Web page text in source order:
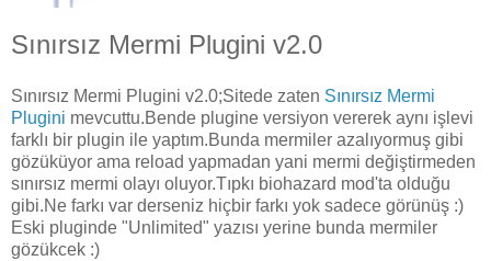
Sınırsız Mermi Plugini v2.0
Sınırsız Mermi Plugini v2.0;Sitede zaten Sınırsız Mermi
Plugini mevcuttu.Bende plugine versiyon vererek aynı işlevi
farklı bir plugin ile yaptım.Bunda mermiler azalıyormuş gibi
gözüküyor ama reload yapmadan yani mermi değiştirmeden
sınırsız mermi olayı oluyor.Tıpkı biohazard mod'ta olduğu
gibi.Ne farkı var derseniz hiçbir farkı yok sadece görünüş :)
Eski pluginde "Unlimited" yazısı yerine bunda mermiler
gözükcek :)